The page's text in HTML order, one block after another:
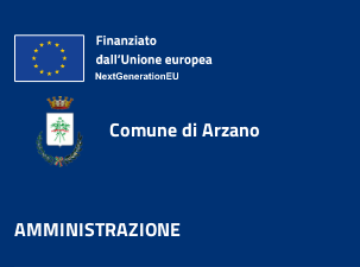
Comune di Arzano
AMMINISTRAZIONE